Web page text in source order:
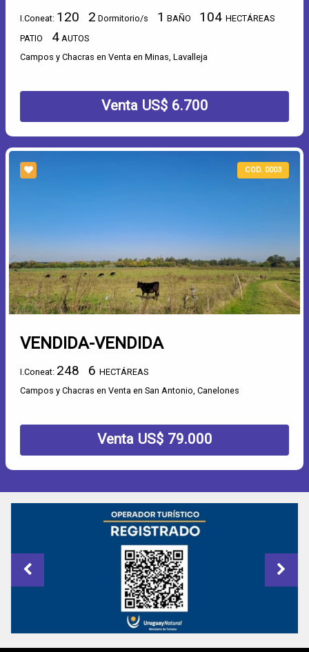
I.Coneat: 120 2 Dormitorio/s 1 BAÑO 104HECTÁREAS
PATIO
4AUTOS
Campos y Chacras en Venta en Minas, Lavalleja
Venta US$ 6.700
COD. 0003
VENDIDA-VENDIDA
I.Coneat: 248 6 HECTÁREAS
Campos y Chacras en Venta en San Antonio, Canelones
Venta US$ 79.000